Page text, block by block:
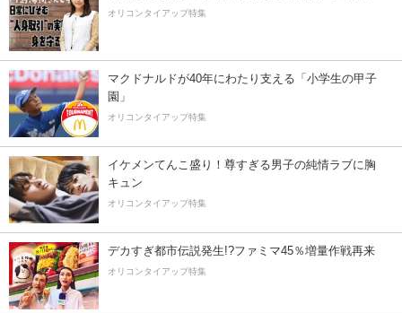
オリコンタイアップ特集
マクドナルドが40年にわたり支える「小学生の甲子
園」
オリコンタイアップ特集
イケメンてんこ盛り！尊すぎる男子の純情ラブに胸
キュン
オリコンタイアップ特集
デカすぎ都市伝説発生!?ファミマ45％増量作戦再来
オリコンタイアップ特集